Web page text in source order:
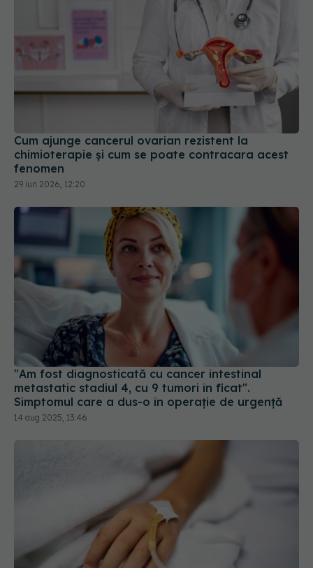
Cum ajunge cancerul ovarian rezistent la
chimioterapie și cum se poate contracara acest
fenomen
29 iun 2026, 12:20
"Am fost diagnosticată cu cancer intestinal
metastatic stadiul 4, cu 9 tumori în ficat".
Simptomul care a dus-o în operație de urgență
14 aug 2025, 13:46